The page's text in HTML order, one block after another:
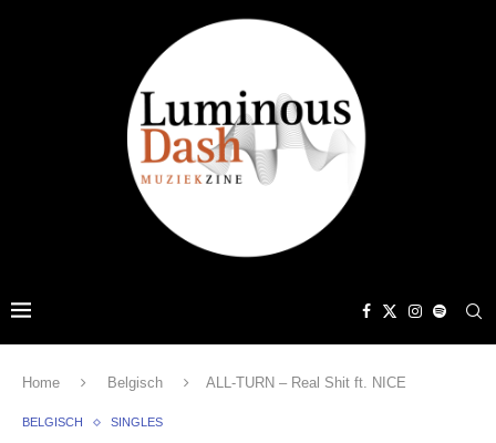
Home Belgisch ALL-TURN – Real Shit ft. NICE
BELGISCH SINGLES